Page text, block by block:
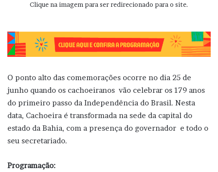
Clique na imagem para ser redirecionado para o site.
O ponto alto das comemorações ocorre no dia 25 de
junho quando os cachoeiranos vão celebrar os 179 anos
do primeiro passo da Independência do Brasil. Nesta
data, Cachoeira é transformada na sede da capital do
estado da Bahia, com a presença do governador e todo o
seu secretariado.
Programação: